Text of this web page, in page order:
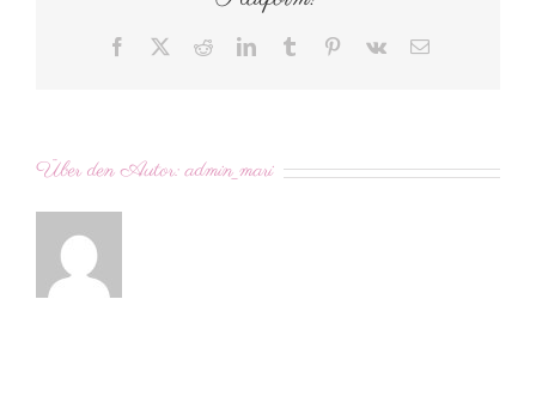
Facebook RedditLinkedInTumblr Pinterest
Vk
E-
Über den Autor:admin_mari